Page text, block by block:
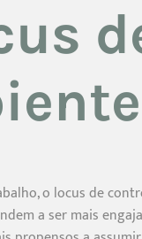
o locus de
a ser mais